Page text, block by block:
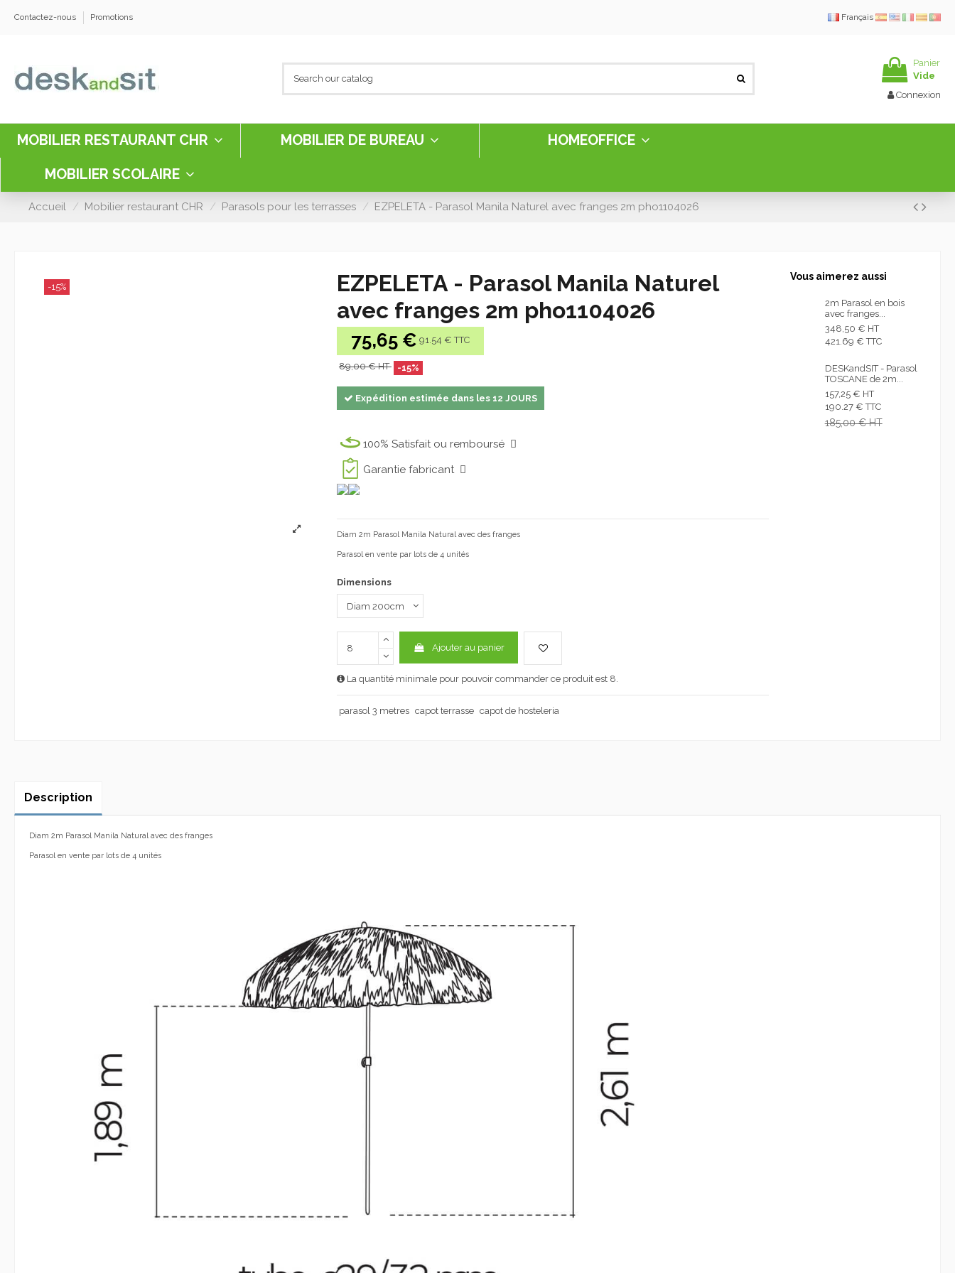
Contactez-nous Promotions Français
Panier
Vide
Connexion
MOBILIER RESTAURANT CHR MOBILIER DE BUREAU HOMEOFFICE
MOBILIER SCOLAIRE
Accueil Mobilier restaurant CHR Parasols pour les terrasses EZPELETA - Parasol Manila Naturel avec franges 2m pho1104026
-15%
EZPELETA - Parasol Manila Naturel
avec franges 2m pho1104026
75,65 € 91.54 € TTC
89,00 € HT -15%
Expédition estimée dans les 12 JOURS
100% Satisfait ou remboursé
Garantie fabricant
Diam 2m Parasol Manila Natural avec des franges
Parasol en vente par lots de 4 unités
Dimensions
Ajouter au panier
La quantité minimale pour pouvoir commander ce produit est 8.
parasol 3 metres capot terrasse capot de hosteleria
Vous aimerez aussi
2m Parasol en bois
avec franges...
348,50 € HT
421.69 € TTC
DESKandSIT - Parasol
TOSCANE de 2m...
157,25 € HT
190.27 € TTC
185,00 € HT
Description
Diam 2m Parasol Manila Natural avec des franges
Parasol en vente par lots de 4 unités